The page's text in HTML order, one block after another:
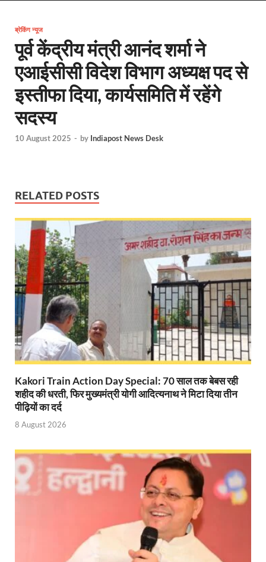
Uttarakhand Female Boxer: मुख्यमंत्री धामी से मिलीं
UP Kanwar Yatra: कांवड़ यात्रा से पहले सभी धार्मिक
Bharat Tex 2026: टेक्सटाइल निवेश के प्रमुख गंतव्य के
Lok Sanvardhan Parva: देहरादून में मुख्यमंत्री पुष्कर सिंह
West Bengal Rajya Sabha By-Election: चुनाव
Shri Kashi Vishwanath Mandir: उत्तरकाशी में CM
Dr.Teejan Bai: विश्वविख्यात पंडवानी गायिका, पद्म
Khatipura Mega Coach Care Terminal: खातीपुरा
Sundarpura Railway Station: खाटू श्याम जी के भक्तो
Jan-Jan Ki Sarkar Abhiyan: 4 जुलाई से फिर शुरु होगा
आ गई यूपी बीजेपी संगठन की लिस्ट, देखिए कौन-कौन है इस
Chhattisgarh UCC: छत्तीसगढ़ में UCC का खाका तैयार
संयुक्त निदेशक के एस चौहान ने मुख्यमंत्री को भेंट की अपनी
New haryana Industrial Policy: मुख्यमंत्री नायब सिंह
Baster’s New Picture: बस्तर की नई तस्वीर: मैदान
पीएम मोदी के संबोधन की बड़ी बातें
Modern Composite Sleepers: एआई की मदद से ट्रैक
ब्रेकिंग न्यूज
पूर्व केंद्रीय मंत्री आनंद शर्मा ने
एआईसीसी विदेश विभाग अध्यक्ष पद से
इस्तीफा दिया, कार्यसमिति में रहेंगे
सदस्य
10 August 2025 - by Indiapost News Desk
RELATED POSTS
Kakori Train Action Day Special: 70 साल तक बेबस रही
शहीद की धरती, फिर मुख्यमंत्री योगी आदित्यनाथ ने मिटा दिया तीन
पीढ़ियों का दर्द
8 August 2026